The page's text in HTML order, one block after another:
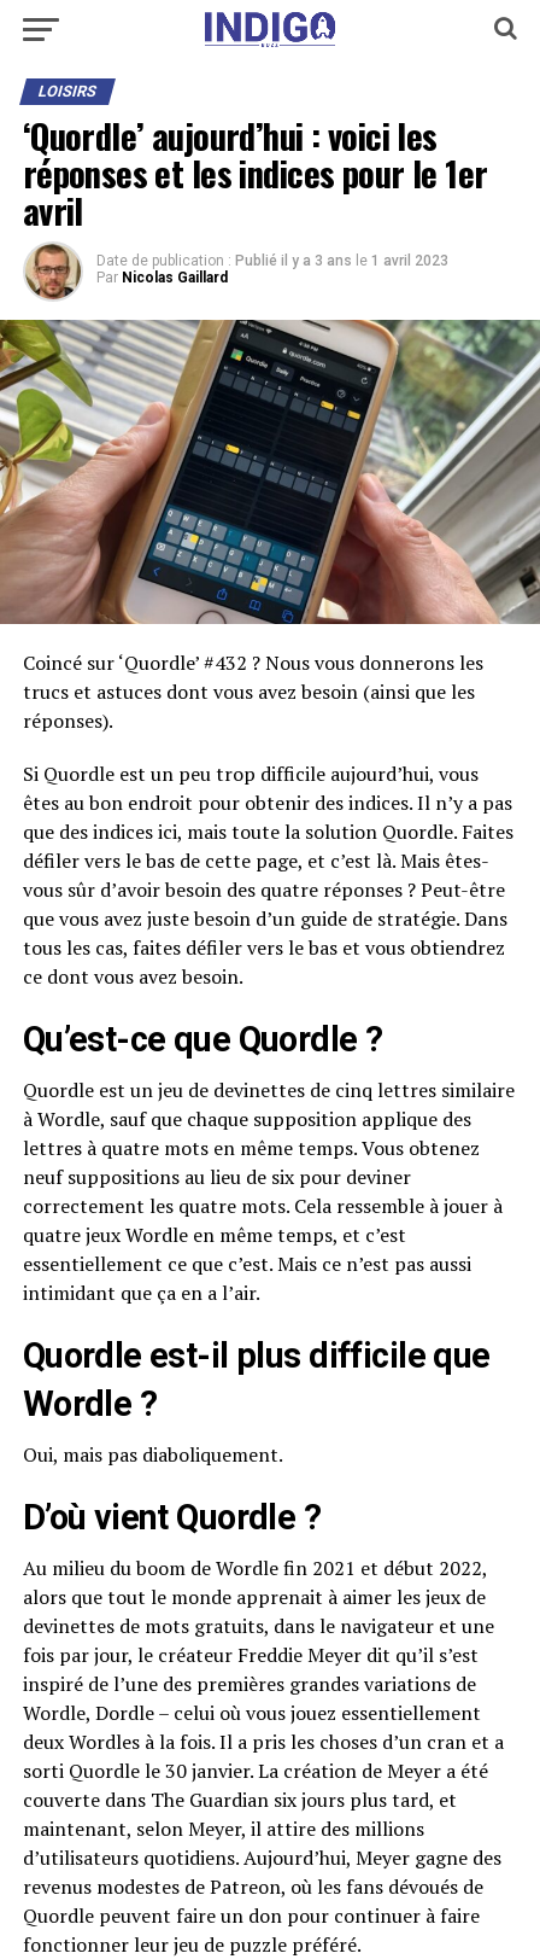
LOISIRS
‘Quordle’ aujourd’hui : voici les
réponses et les indices pour le 1er
avril
Date de publication : Publié il y a 3 ans le 1 avril 2023
Par Nicolas Gaillard
Coincé sur ‘Quordle’ #432 ? Nous vous donnerons les
trucs et astuces dont vous avez besoin (ainsi que les
réponses).
Si Quordle est un peu trop difficile aujourd’hui, vous
êtes au bon endroit pour obtenir des indices. Il n’y a pas
que des indices ici, mais toute la solution Quordle. Faites
défiler vers le bas de cette page, et c’est là. Mais êtes-
vous sûr d’avoir besoin des quatre réponses ? Peut-être
que vous avez juste besoin d’un guide de stratégie. Dans
tous les cas, faites défiler vers le bas et vous obtiendrez
ce dont vous avez besoin.
Qu’est-ce que Quordle ?
Quordle est un jeu de devinettes de cinq lettres similaire
à Wordle, sauf que chaque supposition applique des
lettres à quatre mots en même temps. Vous obtenez
neuf suppositions au lieu de six pour deviner
correctement les quatre mots. Cela ressemble à jouer à
quatre jeux Wordle en même temps, et c’est
essentiellement ce que c’est. Mais ce n’est pas aussi
intimidant que ça en a l’air.
Quordle est-il plus difficile que
Wordle ?
Oui, mais pas diaboliquement.
D’où vient Quordle ?
Au milieu du boom de Wordle fin 2021 et début 2022,
alors que tout le monde apprenait à aimer les jeux de
devinettes de mots gratuits, dans le navigateur et une
fois par jour, le créateur Freddie Meyer dit qu’il s’est
inspiré de l’une des premières grandes variations de
Wordle, Dordle – celui où vous jouez essentiellement
deux Wordles à la fois. Il a pris les choses d’un cran et a
sorti Quordle le 30 janvier. La création de Meyer a été
couverte dans The Guardian six jours plus tard, et
maintenant, selon Meyer, il attire des millions
d’utilisateurs quotidiens. Aujourd’hui, Meyer gagne des
revenus modestes de Patreon, où les fans dévoués de
Quordle peuvent faire un don pour continuer à faire
fonctionner leur jeu de puzzle préféré.